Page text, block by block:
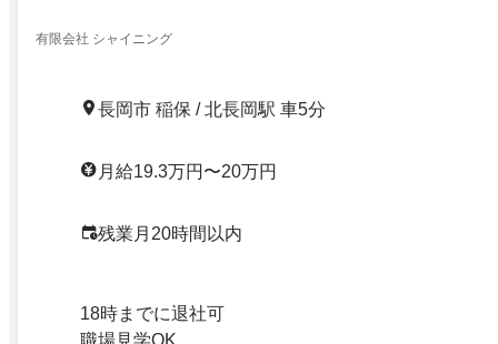
有限会社 シャイニング
長岡市 稲保 / 北長岡駅 車5分
月給19.3万円〜20万円
残業月20時間以内
18時までに退社可